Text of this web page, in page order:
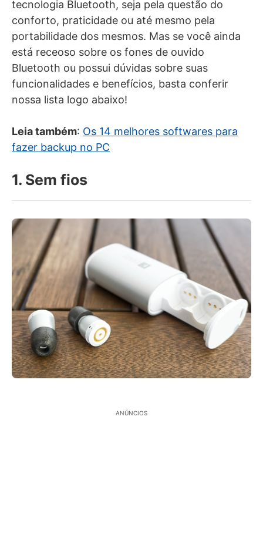
tecnologia Bluetooth, seja pela questão do
conforto, praticidade ou até mesmo pela
portabilidade dos mesmos. Mas se você ainda
está receoso sobre os fones de ouvido
Bluetooth ou possui dúvidas sobre suas
funcionalidades e benefícios, basta conferir
nossa lista logo abaixo!
Leia também: Os 14 melhores softwares para
fazer backup no PC
1. Sem fios
ANÚNCIOS